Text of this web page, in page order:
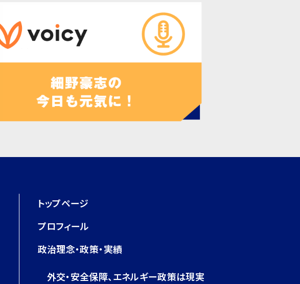
トップページ
プロフィール
政治理念・政策・実績
外交・安全保障、エネルギー政策は現実